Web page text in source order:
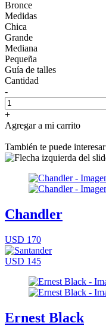
Bronce
Medidas
Chica
Grande
Mediana
Pequeña
Guía de talles
Cantidad
-
+
Agregar a mi carrito
También te puede interesar
Chandler
USD 170
USD 145
Ernest Black